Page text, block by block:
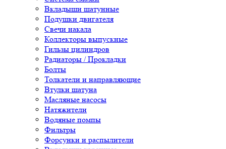
Вкладыши шатунные
Подушки двигателя
Свечи накала
Коллекторы выпускные
Гильзы цилиндров
Радиаторы / Прокладки
Болты
Толкатели и направляющие
Втулки шатуна
Масляные насосы
Натяжители
Водяные помпы
Фильтры
Форсунки и распылители